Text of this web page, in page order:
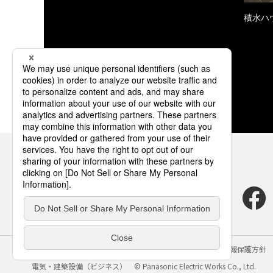
積水
サイトのご利用にあたって クッキーポリシー
個人情報保護方針
電気・建築設備（ビジネス）
© Panasonic Electric Works Co., Ltd.